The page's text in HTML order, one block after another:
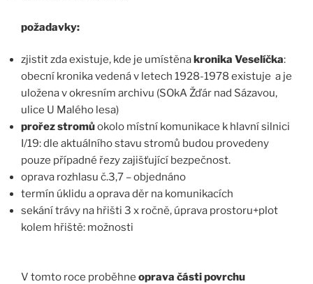
požadavky:
zjistit zda existuje, kde je umístěnakronika Veselíčka:
obecní kronika vedená v letech 1928-1978 existuje a je
uložena v okresním archivu (SOkA Žďár nad Sázavou,
ulice U Malého lesa)
prořez stromůokolo místní komunikace k hlavní silnici
I/19: dle aktuálního stavu stromů budou provedeny
pouze případné řezy zajišťující bezpečnost.
oprava rozhlasu č.3,7 – objednáno
termín úklidu a oprava děr na komunikacích
sekání trávy na hřišti 3 x ročně, úprava prostoru+plot
kolem hřiště: možnosti
V tomto roce proběhne oprava části povrchu